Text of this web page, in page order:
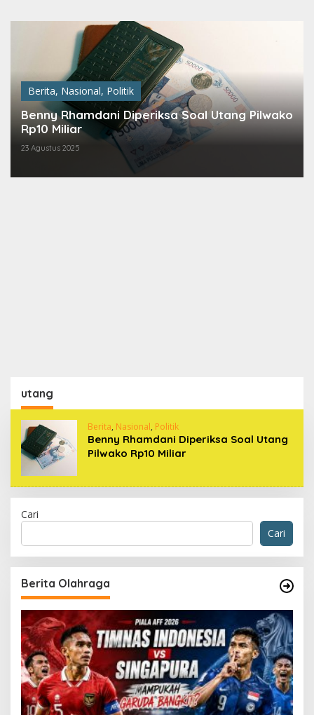
Berita, Nasional, Politik
Benny Rhamdani Diperiksa Soal Utang Pilwako
Rp10 Miliar
23 Agustus 2025
utang
Berita, Nasional, Politik
Benny Rhamdani Diperiksa Soal Utang
Pilwako Rp10 Miliar
Cari
Cari
Berita Olahraga